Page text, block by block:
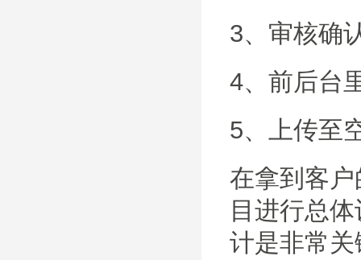
3、审核确
4、前后台
5、上传至
在拿到客
目进行总
计是非常